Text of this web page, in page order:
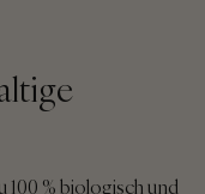
100 % biologisch und